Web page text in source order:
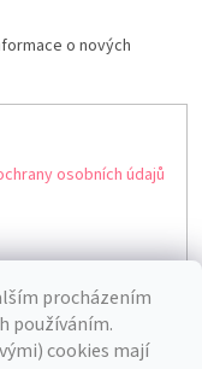
procházením
používáním.
cookies mají
o nových
osobních údajů